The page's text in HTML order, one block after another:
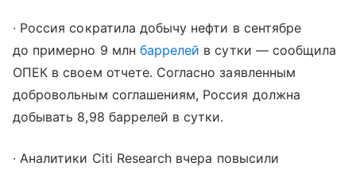
∙ Россия сократила добычу нефти в сентябре
до примерно 9 млн баррелей в сутки — сообщила
ОПЕК в своем отчете. Согласно заявленным
добровольным соглашениям, Россия должна
добывать 8,98 баррелей в сутки.
∙ Аналитики Citi Research вчера повысили